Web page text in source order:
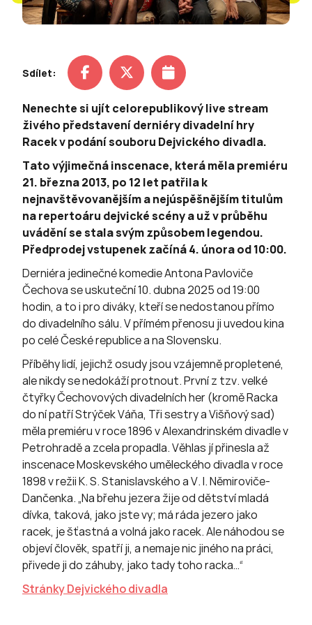
Sdílet:
Nenechte si ujít celorepublikový live stream
živého představení derniéry divadelní hry
Racek v podání souboru Dejvického divadla.
Tato výjimečná inscenace, která měla premiéru
21. března 2013, po 12 let patřila k
nejnavštěvovanějším a nejúspěšnějším titulům
na repertoáru dejvické scény a už v průběhu
uvádění se stala svým způsobem legendou.
Předprodej vstupenek začíná 4. února od 10:00.
Derniéra jedinečné komedie Antona Pavloviče
Čechova se uskuteční 10. dubna 2025 od 19:00
hodin, a to i pro diváky, kteří se nedostanou přímo
do divadelního sálu. V přímém přenosu ji uvedou kina
po celé České republice a na Slovensku.
Příběhy lidí, jejichž osudy jsou vzájemně propletené,
ale nikdy se nedokáží protnout. První z tzv. velké
čtyřky Čechovových divadelních her (kromě Racka
do ní patří Strýček Váňa, Tři sestry a Višňový sad)
měla premiéru v roce 1896 v Alexandrinském divadle v
Petrohradě a zcela propadla. Věhlas jí přinesla až
inscenace Moskevského uměleckého divadla v roce
1898 v režii K. S. Stanislavského a V. I. Němiroviče-
Dančenka. „Na břehu jezera žije od dětství mladá
dívka, taková, jako jste vy; má ráda jezero jako
racek, je šťastná a volná jako racek. Ale náhodou se
objeví člověk, spatří ji, a nemaje nic jiného na práci,
přivede ji do záhuby, jako tady toho racka…“
Stránky Dejvického divadla